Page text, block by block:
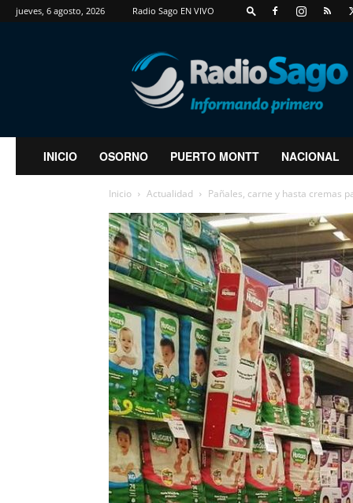
jueves, 6 agosto, 2026 Radio Sago EN VIVO
RadioSago
INICIO OSORNO PUERTO MONTT NACIONAL
Inicio Actualidad Pañales, carne y hasta cremas